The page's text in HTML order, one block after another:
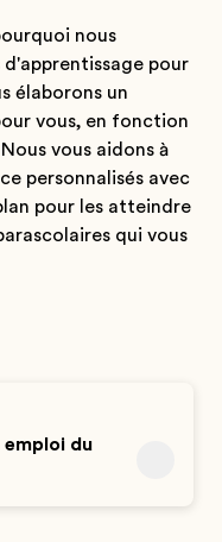
nous
pour
élaborons un
vous, en fonction
vous aidons à
personnalisés avec
pour les atteindre
qui vous
du